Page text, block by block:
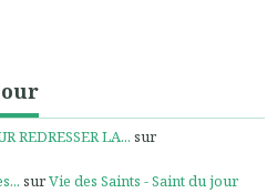
REDRESSER LA... sur
surVie des Saints - Saint du jour